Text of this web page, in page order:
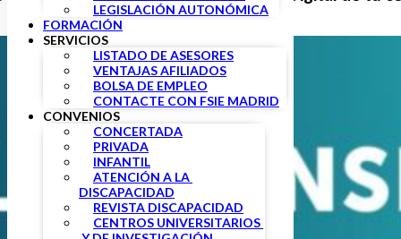
LEGISLACIÓN AUTONÓMICA
FORMACIÓN
SERVICIOS
LISTADO DE ASESORES
VENTAJAS AFILIADOS
BOLSA DE EMPLEO
CONTACTE CON FSIE MADRID
CONVENIOS
CONCERTADA
PRIVADA
INFANTIL
ATENCIÓN A LA
DISCAPACIDAD
REVISTA DISCAPACIDAD
CENTROS UNIVERSITARIOS